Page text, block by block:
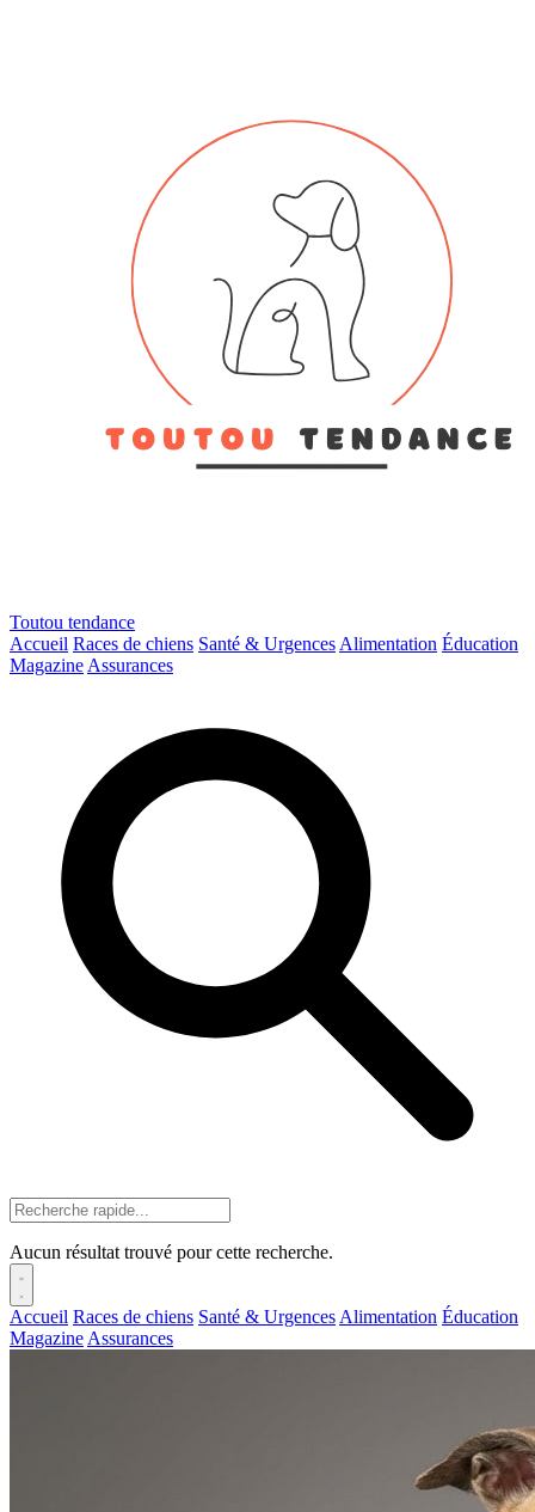
Toutou tendance
Accueil Races de chiens Santé & Urgences Alimentation Éducation
Magazine Assurances
Aucun résultat trouvé pour cette recherche.
Accueil Races de chiens Santé & Urgences Alimentation Éducation
Magazine Assurances